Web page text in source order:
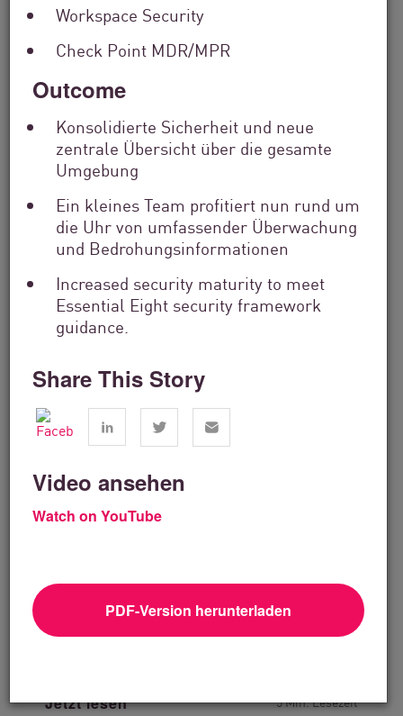
Workspace Security
Check Point MDR/MPR
Outcome
Konsolidierte Sicherheit und neue
zentrale Übersicht über die gesamte
Umgebung
Ein kleines Team profitiert nun rund um
die Uhr von umfassender Überwachung
und Bedrohungsinformationen
Increased security maturity to meet
Essential Eight security framework
guidance.
Share This Story
Video ansehen
Watch on YouTube
PDF-Version herunterladen
Finanzdienstleistungen
From Dashboard Chaos To A Single
Risk Score:...
Jetzt lesen 5 Min. Lesezeit
Technologielösungen
How SEP2 Delivers Specialized Cyber
Security Services That...
Jetzt lesen 5 Min. Lesezeit